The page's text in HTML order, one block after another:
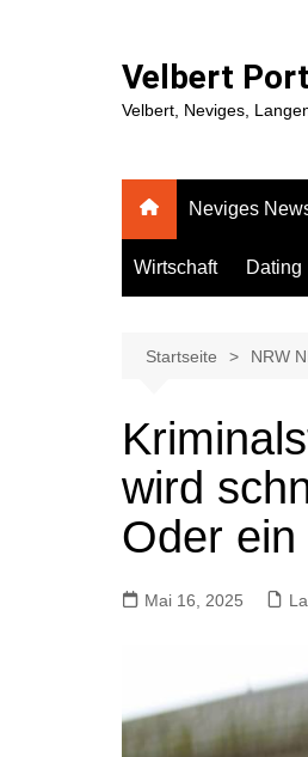
Velbert
Velbert, Neviges,
Neviges
Wirtschaft Dating
Startseite NRW
wird
Oder ein
Mai 16, 2025